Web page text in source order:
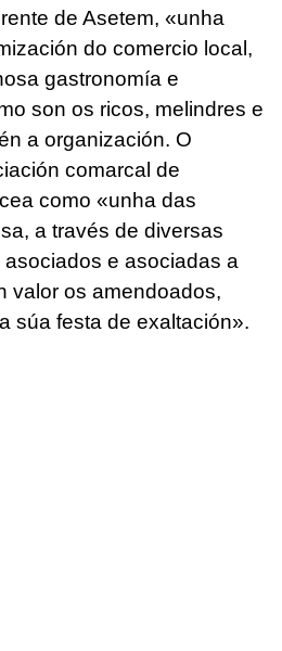
de Asetem, «unha
do comercio local,
gastronomía e
son os ricos, melindres e
a organización. O
comarcal de
como «unha das
a través de diversas
e asociadas a
valor os amendoados,
súa festa de exaltación».